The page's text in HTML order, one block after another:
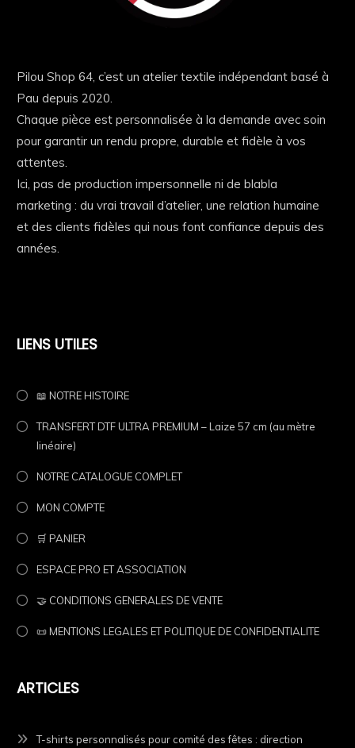
Pilou Shop 64, c’est un atelier textile indépendant basé à
Pau depuis 2020.
Chaque pièce est personnalisée à la demande avec soin
pour garantir un rendu propre, durable et fidèle à vos
attentes.
Ici, pas de production impersonnelle ni de blabla
marketing : du vrai travail d’atelier, une relation humaine
et des clients fidèles qui nous font confiance depuis des
années.
LIENS UTILES
📖 NOTRE HISTOIRE
TRANSFERT DTF ULTRA PREMIUM – Laize 57 cm (au mètre
linéaire)
NOTRE CATALOGUE COMPLET
MON COMPTE
🛒 PANIER
ESPACE PRO ET ASSOCIATION
🤝 CONDITIONS GENERALES DE VENTE
📜 MENTIONS LEGALES ET POLITIQUE DE CONFIDENTIALITE
ARTICLES
T-shirts personnalisés pour comité des fêtes : direction